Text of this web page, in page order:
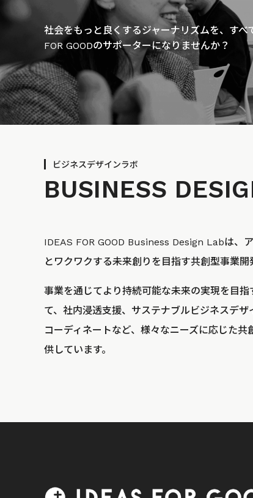
社会をもっと良くするジャーナリズムを、すべ
FOR GOODのサポーターになりませんか？
ビジネスデザインラボ
BUSINESS
IDEAS FOR GOOD Business Design Labは、
とワクワクする未来創りを目指す共創型事業開
事業を通じてより持続可能な未来の実現を目
て、社内浸透支援、サステナブルビジネスデ
コーディネートなど、様々なニーズに応じた
供しています。